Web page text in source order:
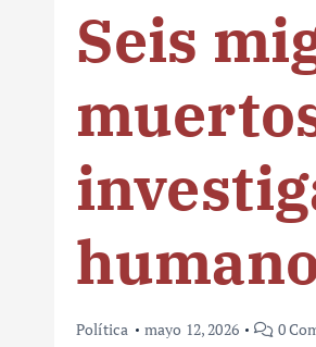
Seis
Política mayo 12, 2026 0